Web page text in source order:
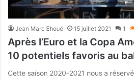
Jean Marc Ehoué 15 juillet 2021 1
Après l’Euro et la Copa
10 potentiels favoris au
Cette saison 2020-2021 nous a